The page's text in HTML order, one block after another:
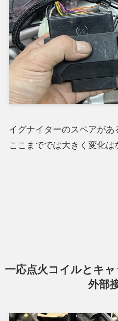
イグナイターのスペアがあ
ここまででは大きく変化は
一応点火コイルとキ
外部